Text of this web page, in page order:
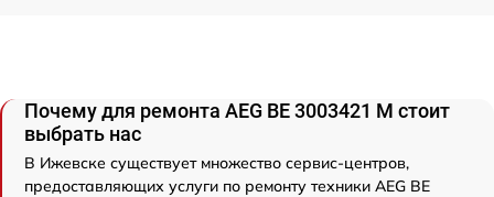
Почему для ремонта AEG BE 3003421 M стоит
выбрать нас
В Ижевске существует множество сервис-центров,
предоставляющих услуги по ремонту техники AEG BE